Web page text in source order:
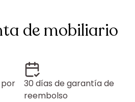
de mobiliario
por
30 días de garantía de
reembolso